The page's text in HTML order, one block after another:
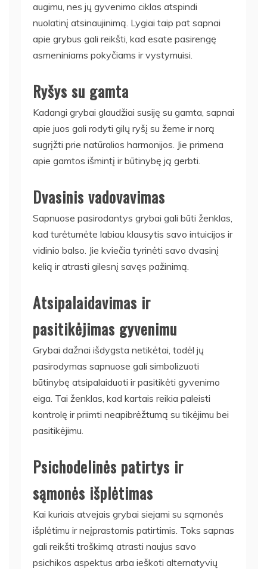
augimu, nes jų gyvenimo ciklas atspindi
nuolatinį atsinaujinimą. Lygiai taip pat sapnai
apie grybus gali reikšti, kad esate pasirengę
asmeniniams pokyčiams ir vystymuisi.
Ryšys su gamta
Kadangi grybai glaudžiai susiję su gamta, sapnai
apie juos gali rodyti gilų ryšį su žeme ir norą
sugrįžti prie natūralios harmonijos. Jie primena
apie gamtos išmintį ir būtinybę ją gerbti.
Dvasinis vadovavimas
Sapnuose pasirodantys grybai gali būti ženklas,
kad turėtumėte labiau klausytis savo intuicijos ir
vidinio balso. Jie kviečia tyrinėti savo dvasinį
kelią ir atrasti gilesnį savęs pažinimą.
Atsipalaidavimas ir
pasitikėjimas gyvenimu
Grybai dažnai išdygsta netikėtai, todėl jų
pasirodymas sapnuose gali simbolizuoti
būtinybę atsipalaiduoti ir pasitikėti gyvenimo
eiga. Tai ženklas, kad kartais reikia paleisti
kontrolę ir priimti neapibrėžtumą su tikėjimu bei
pasitikėjimu.
Psichodelinės patirtys ir
sąmonės išplėtimas
Kai kuriais atvejais grybai siejami su sąmonės
išplėtimu ir neįprastomis patirtimis. Toks sapnas
gali reikšti troškimą atrasti naujus savo
psichikos aspektus arba ieškoti alternatyvių